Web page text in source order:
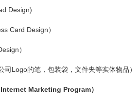
Design)
Card Design）
）
Logo的笔，包装袋，文件夹等实体物品）
Internet Marketing Program）